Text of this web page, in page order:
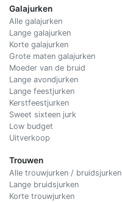
Galajurken
Alle galajurken
Lange galajurken
Korte galajurken
Grote maten galajurken
Moeder van de bruid
Lange avondjurken
Lange feestjurken
Kerstfeestjurken
Sweet sixteen jurk
Low budget
Uitverkoop
Trouwen
Alle trouwjurken / bruidsjurken
Lange bruidsjurken
Korte trouwjurken